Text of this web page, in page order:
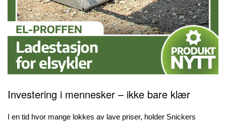
Investering i mennesker – ikke bare klær
I en tid hvor mange lokkes av lave priser, holder Snickers